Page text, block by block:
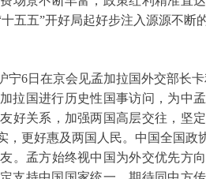
十五五”开好局起好步注入源源不断
宁6日在京会见孟加拉国外交部长卡
拉国进行历史性国事访问，为中
好关系，加强两国高层交往，坚
更好惠及两国人民。中国全国政
。孟方始终视中国为外交优先方